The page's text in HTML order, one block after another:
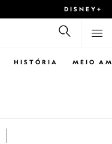
DISNEY+
HISTÓRIA MEIO